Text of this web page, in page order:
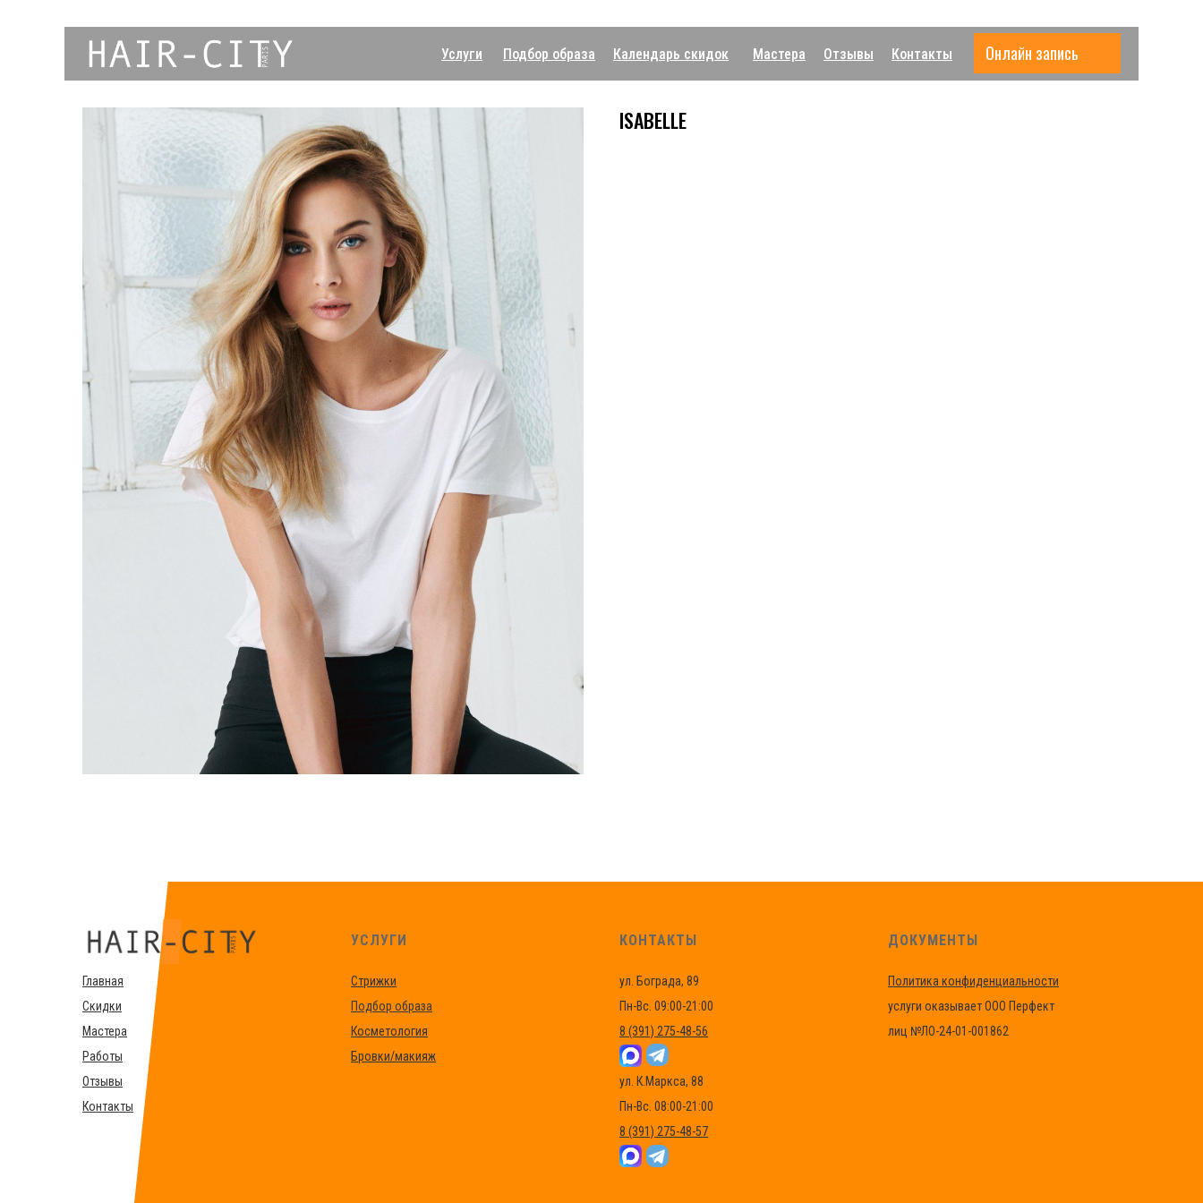
Мастера
Подбор образа Отзывы
Услуги Календарь скидок Контакты Онлайн запись
ISABELLE
Главная
Скидки
Мастера
Работы
Отзывы
Контакты
УСЛУГИ КОНТАКТЫ
ул. Бограда, 89
Пн-Вс. 09:00-21:00
8 (391) 275-48-56
ул. К.Маркса, 88
Пн-Вс. 08:00-21:00
8 (391) 275-48-57
ДОКУМЕНТЫ
Политика конфиденциальности
услуги оказывает ООО Перфект
лиц №ЛО-24-01-001862
Стрижки
Подбор образа
Косметология
Бровки/макияж